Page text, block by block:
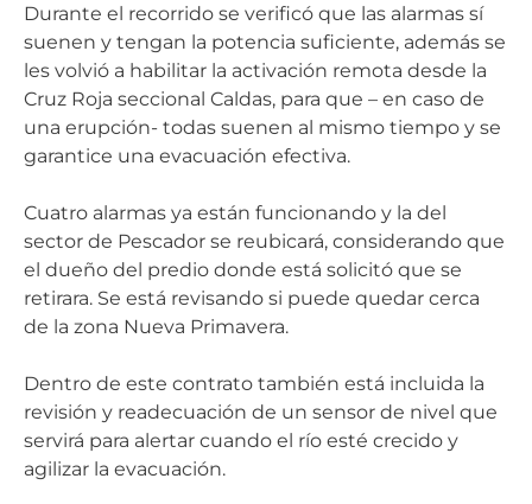
Durante el recorrido se verificó que las alarmas sí
suenen y tengan la potencia suficiente, además se
les volvió a habilitar la activación remota desde la
Cruz Roja seccional Caldas, para que – en caso de
una erupción- todas suenen al mismo tiempo y se
garantice una evacuación efectiva.
Cuatro alarmas ya están funcionando y la del
sector de Pescador se reubicará, considerando que
el dueño del predio donde está solicitó que se
retirara. Se está revisando si puede quedar cerca
de la zona Nueva Primavera.
Dentro de este contrato también está incluida la
revisión y readecuación de un sensor de nivel que
servirá para alertar cuando el río esté crecido y
agilizar la evacuación.